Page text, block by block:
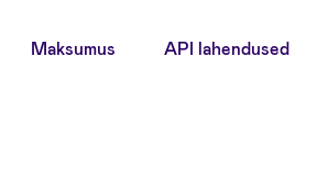
Maksumus API lahendused